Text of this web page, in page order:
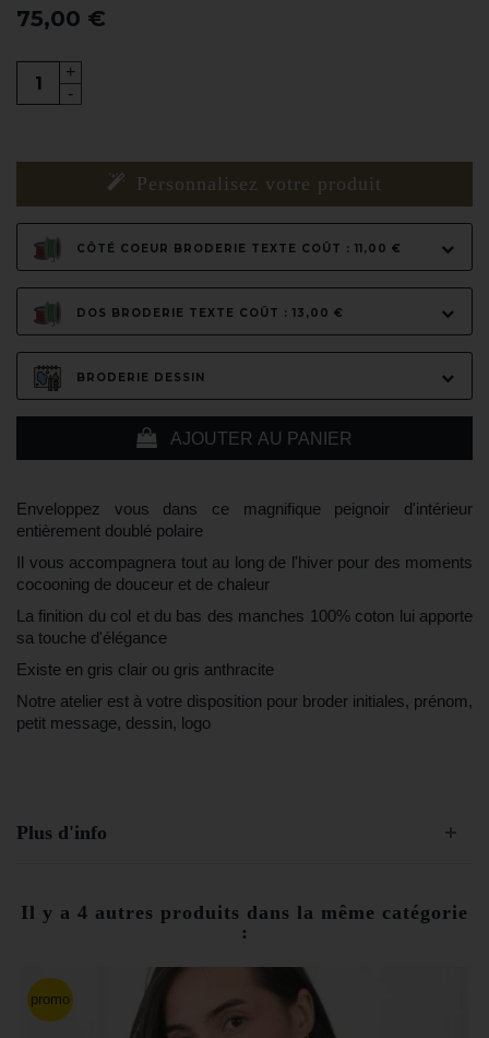
Enveloppez vous dans ce magnifique peignoir d'intérieur
entièrement doublé polaire
Il vous accompagnera tout au long de l'hiver pour des moments
cocooning de douceur et de chaleur
La finition du col et du bas des manches 100% coton lui apporte
sa touche d'élégance
Existe en gris clair ou gris anthracite
Notre atelier est à votre disposition pour broder initiales, prénom,
petit message, dessin, logo
Personnalisez votre produit
CÔTÉ COEUR BRODERIE TEXTE COÛT : 11,00 €
DOS BRODERIE TEXTE COÛT : 13,00 €
BRODERIE DESSIN
AJOUTER AU PANIER
75,00 €
-
+
Plus d'info
Il y a 4 autres produits dans la même catégorie
:
promo